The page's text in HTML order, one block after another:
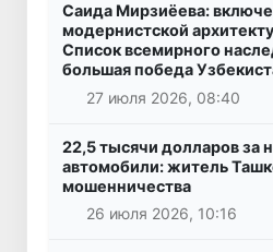
Саида Мирзиёева:
модернистской
Список всемирного
большая победа
27 июля 2026, 08:40
22,5 тысячи долларов за
автомобили: житель
мошенничества
26 июля 2026, 10:16